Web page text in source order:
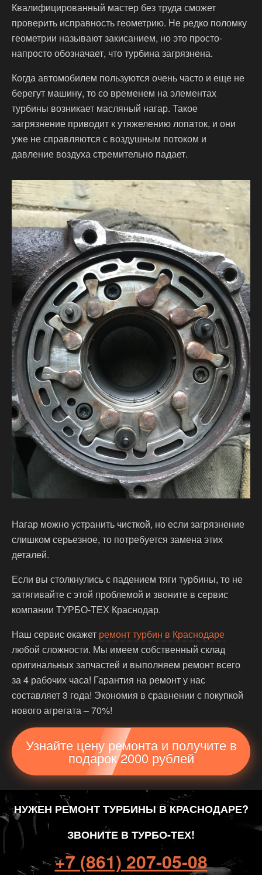
Квалифицированный мастер без труда сможет
проверить исправность геометрию. Не редко поломку
геометрии называют закисанием, но это просто-
напросто обозначает, что турбина загрязнена.
Когда автомобилем пользуются очень часто и еще не
берегут машину, то со временем на элементах
турбины возникает масляный нагар. Такое
загрязнение приводит к утяжелению лопаток, и они
уже не справляются с воздушным потоком и
давление воздуха стремительно падает.
Нагар можно устранить чисткой, но если загрязнение
слишком серьезное, то потребуется замена этих
деталей.
Если вы столкнулись с падением тяги турбины, то не
затягивайте с этой проблемой и звоните в сервис
компании ТУРБО-ТЕХ Краснодар.
Наш сервис окажет ремонт турбин в Краснодаре
любой сложности. Мы имеем собственный склад
оригинальных запчастей и выполняем ремонт всего
за 4 рабочих часа! Гарантия на ремонт у нас
составляет 3 года! Экономия в сравнении с покупкой
нового агрегата – 70%!
Узнайте цену ремонта и получите в
подарок 2000 рублей
НУЖЕН РЕМОНТ ТУРБИНЫ В КРАСНОДАРЕ?
ЗВОНИТЕ В ТУРБО-ТЕХ!
+7 (861) 207-05-08